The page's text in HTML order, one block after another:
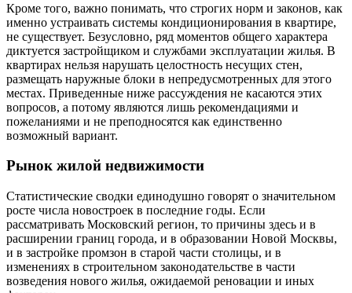
Кроме того, важно понимать, что строгих норм и законов, как
именно устраивать системы кондиционирования в квартире,
не существует. Безусловно, ряд моментов общего характера
диктуется застройщиком и службами эксплуатации жилья. В
квартирах нельзя нарушать целостность несущих стен,
размещать наружные блоки в непредусмотренных для этого
местах. Приведенные ниже рассуждения не касаются этих
вопросов, а потому являются лишь рекомендациями и
пожеланиями и не преподносятся как единственно
возможный вариант.
Рынок жилой недвижимости
Статистические сводки единодушно говорят о значительном
росте числа новостроек в последние годы. Если
рассматривать Московский регион, то причины здесь и в
расширении границ города, и в образовании Новой Москвы,
и в застройке промзон в старой части столицы, и в
изменениях в строительном законодательстве в части
возведения нового жилья, ожидаемой реновации и иных